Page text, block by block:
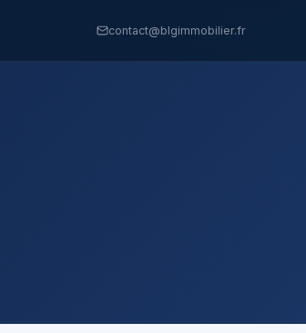
contact@blgimmobilier.fr